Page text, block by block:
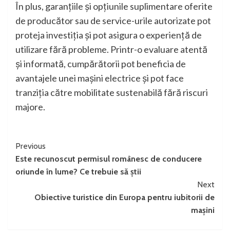
În plus, garanțiile și opțiunile suplimentare oferite
de producător sau de service-urile autorizate pot
proteja investiția și pot asigura o experiență de
utilizare fără probleme. Printr-o evaluare atentă
și informată, cumpărătorii pot beneficia de
avantajele unei mașini electrice și pot face
tranziția către mobilitate sustenabilă fără riscuri
majore.
Continue
Reading
Previous
Este recunoscut permisul românesc de conducere
oriunde în lume? Ce trebuie să știi
Next
Obiective turistice din Europa pentru iubitorii de
mașini